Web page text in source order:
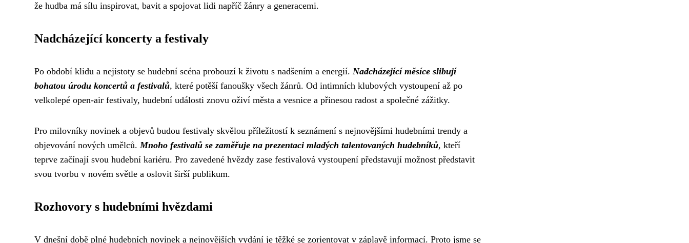
že hudba má sílu inspirovat, bavit a spojovat lidi napříč žánry a generacemi.
Nadcházející koncerty a festivaly
Po období klidu a nejistoty se hudební scéna probouzí k životu s nadšením a energií. Nadcházející měsíce slibují
bohatou úrodu koncertů a festivalů, které potěší fanoušky všech žánrů. Od intimních klubových vystoupení až po
velkolepé open-air festivaly, hudební události znovu oživí města a vesnice a přinesou radost a společné zážitky.
Pro milovníky novinek a objevů budou festivaly skvělou příležitostí k seznámení s nejnovějšími hudebními trendy a
objevování nových umělců.Mnoho festivalů se zaměřuje na prezentaci mladých talentovaných hudebníků, kteří
teprve začínají svou hudební kariéru. Pro zavedené hvězdy zase festivalová vystoupení představují možnost představit
svou tvorbu v novém světle a oslovit širší publikum.
Rozhovory s hudebními hvězdami
V dnešní době plné hudebních novinek a nejnovějších vydání je těžké se zorientovat v záplavě informací. Proto jsme se